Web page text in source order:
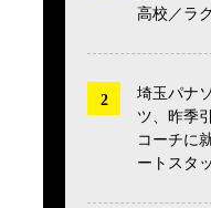
高校／ラ
埼玉パナ
ツ、昨季
コーチに
ートスタ